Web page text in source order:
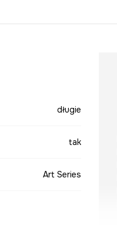
długie
tak
Art Series